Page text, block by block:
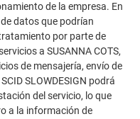
de la empresa. En
datos que podrían
por parte de
a SUSANNA COTS,
de mensajería, envío de
SLOWDESIGN podrá
del servicio, lo que
a la información de